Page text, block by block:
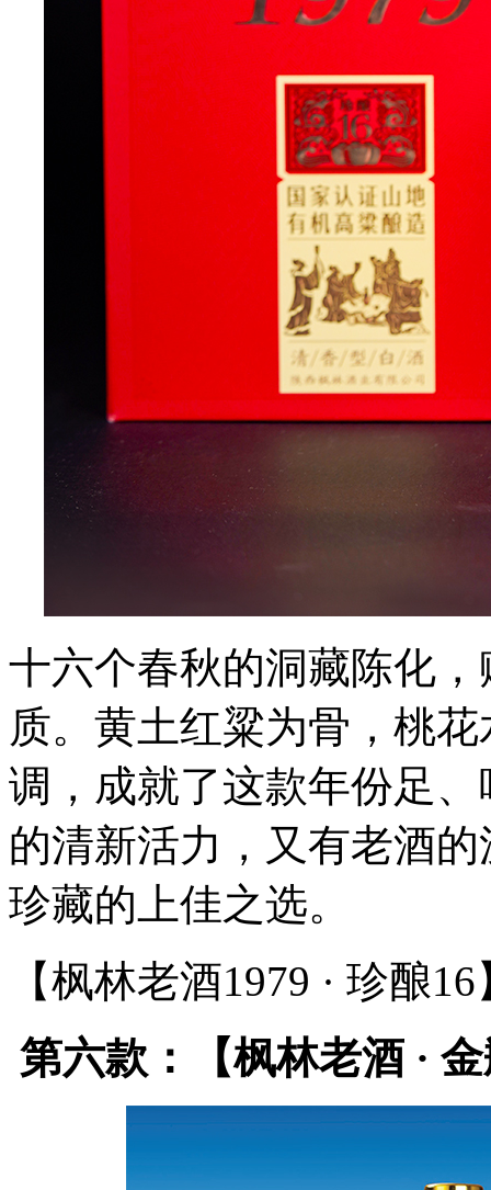
十六个春秋的洞藏陈化
质。黄土红粱为骨，桃
调，成就了这款年份足
的清新活力，又有老酒
珍藏的上佳之选。
【枫林老酒1979 · 珍酿
第六款：【枫林老酒 ·